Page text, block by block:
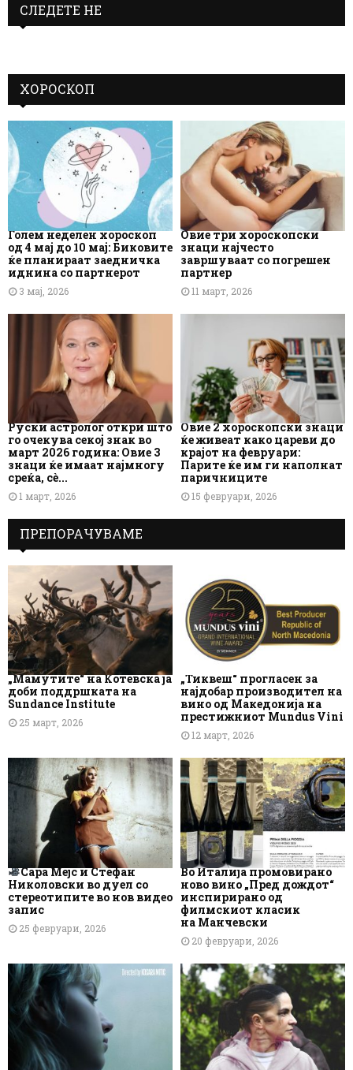
СЛЕДЕТЕ НЕ
ХОРОСКОП
Голем неделен хороскоп
од 4 мај до 10 мај: Биковите
ќе планираат заедничка
иднина со партнерот
3 мај, 2026
Овие три хороскопски
знаци најчесто
завршуваат со погрешен
партнер
11 март, 2026
Руски астролог откри што
го очекува секој знак во
март 2026 година: Овие 3
знаци ќе имаат најмногу
среќа, сè...
1 март, 2026
Овие 2 хороскопски знаци
ќе живеат како цареви до
крајот на февруари:
Парите ќе им ги наполнат
паричниците
15 февруари, 2026
ПРЕПОРАЧУВАМЕ
„Мамутите“ на Котевска ја
доби поддршката на
Sundance Institute
25 март, 2026
„Тиквеш“ прогласен за
најдобар производител на
вино од Македонија на
престижниот Mundus Vini
12 март, 2026
Сара Мејс и Стефан
Николовски во дуел со
стереотипите во нов видео
запис
25 февруари, 2026
Во Италија промовирано
ново вино „Пред дождот“
инспирирано од
филмскиот класик
на Манчевски
20 февруари, 2026